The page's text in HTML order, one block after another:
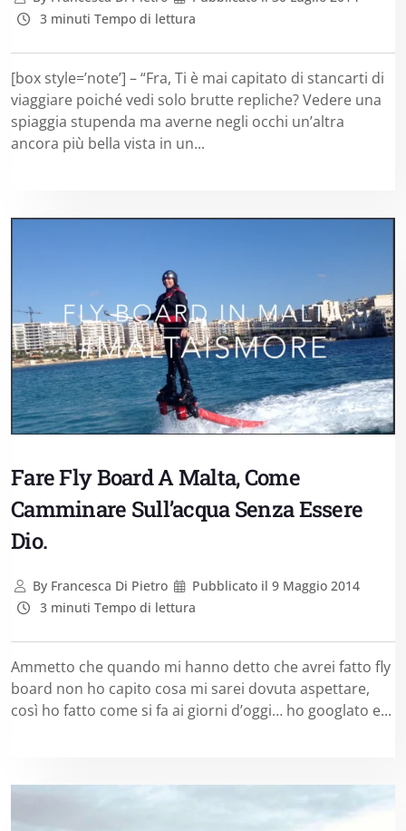
3 minuti Tempo di lettura
[box style=’note’] – “Fra, Ti è mai capitato di stancarti di
viaggiare poiché vedi solo brutte repliche? Vedere una
spiaggia stupenda ma averne negli occhi un’altra
ancora più bella vista in un...
Fare Fly Board A Malta, Come
Camminare Sull’acqua Senza Essere
Dio.
ByFrancesca Di Pietro Pubblicato il 9 Maggio 2014
3 minuti Tempo di lettura
Ammetto che quando mi hanno detto che avrei fatto fly
board non ho capito cosa mi sarei dovuta aspettare,
così ho fatto come si fa ai giorni d’oggi… ho googlato e...